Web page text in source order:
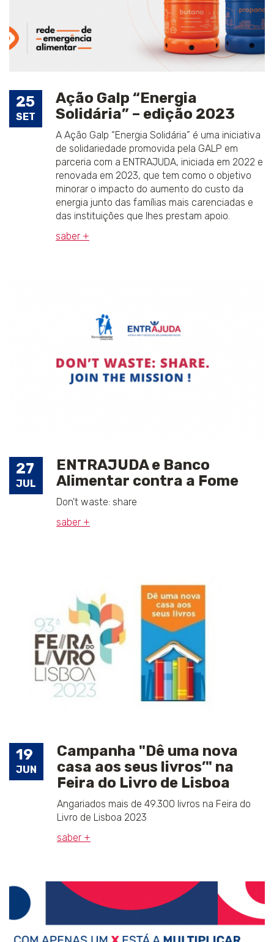
25
SET
Ação Galp “Energia
Solidária” – edição 2023
A Ação Galp “Energia Solidária” é uma iniciativa
de solidariedade promovida pela GALP em
parceria com a ENTRAJUDA, iniciada em 2022 e
renovada em 2023, que tem como o objetivo
minorar o impacto do aumento do custo da
energia junto das famílias mais carenciadas e
das instituições que lhes prestam apoio.
saber +
27
JUL
ENTRAJUDA e Banco
Alimentar contra a Fome
Don't waste: share
saber +
19
JUN
Campanha "Dê uma nova
casa aos seus livros’" na
Feira do Livro de Lisboa
Angariados mais de 49.300 livros na Feira do
Livro de Lisboa 2023
saber +